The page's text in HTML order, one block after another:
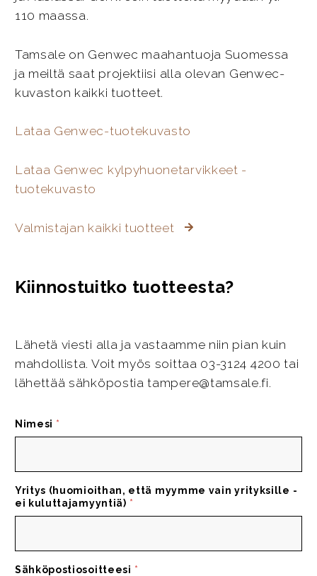
110 maassa.
Tamsale on Genwec maahantuoja Suomessa
ja meiltä saat projektiisi alla olevan Genwec-
kuvaston kaikki tuotteet.
Lataa Genwec-tuotekuvasto
Lataa Genwec kylpyhuonetarvikkeet -
tuotekuvasto
Valmistajan kaikki tuotteet
Kiinnostuitko tuotteesta?
Lähetä viesti alla ja vastaamme niin pian kuin
mahdollista. Voit myös soittaa 03-3124 4200 tai
lähettää sähköpostia tampere@tamsale.fi.
Nimesi *
Yritys (huomioithan, että myymme vain yrityksille -
ei kuluttajamyyntiä) *
Sähköpostiosoitteesi *